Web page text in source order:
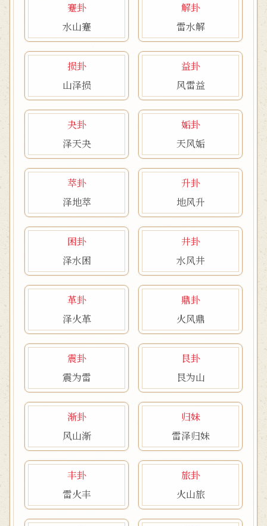
蹇卦
水山蹇
解卦
雷水解
损卦
山泽损
益卦
风雷益
夬卦
泽天夬
姤卦
天风姤
萃卦
泽地萃
升卦
地风升
困卦
泽水困
井卦
水风井
革卦
泽火革
鼎卦
火风鼎
震卦
震为雷
艮卦
艮为山
渐卦
风山渐
归妹
雷泽归妹
丰卦
雷火丰
旅卦
火山旅